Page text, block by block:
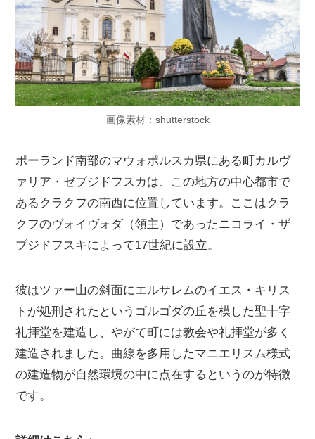
画像素材：shutterstock
ポーランド南部のマウォポルスカ県にある町カルヴ
ァリア・ゼブジドフスカは、この地方の中心都市で
あるクラクフの南西に位置しています。ここはクラ
クフのヴォイヴォダ（領主）であったニコライ・ザ
ブジドフスキによって17世紀に設立。
彼はツァー山の斜面にエルサレムのイエス・キリス
トが処刑されたというゴルゴダの丘を模した聖十字
礼拝堂を建造し、やがて町には教会や礼拝堂が多く
建造されました。曲線を多用したマニエリスム様式
の建造物が自然環境の中に点在するというのが特徴
です。